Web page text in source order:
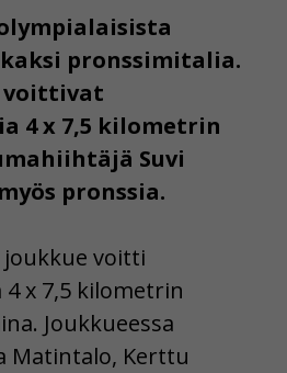
pronssimitalia.
voittivat
4 x 7,5 kilometrin
Suvi
pronssia.
voitti
x 7,5 kilometrin
Joukkueessa
Matintalo, Kerttu